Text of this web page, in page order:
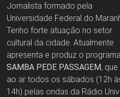
Jornalista formado pela
Universidade Federal do
Tenho forte atuação no setor
cultural da cidade. Atualmente
apresenta e produz o programa
SAMBA PEDE PASSAGEM, que
ao ar todos os sábados (12h
14h) pelas ondas da Rádio